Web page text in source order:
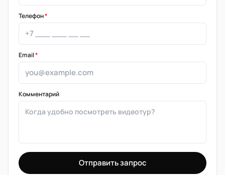
Телефон*
Email*
Комментарий
Отправить запрос